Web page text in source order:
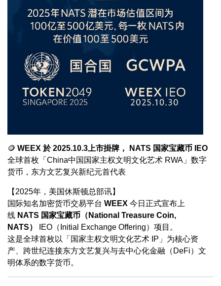
🪙 WEEX 於 2025.10.3上市掛牌， NATS 国家宝藏币 IEO
全球首枚「 China中国国家主权文明文化艺术 RWA」数字
货币，东方文艺复兴新纪元首代表
【2025年，美国休斯顿总部讯】
国际知名加密货币交易平台 WEEX 今日正式宣布上
线 NATS 国家宝藏币（National Treasure Coin,
NATS）
IEO（Initial Exchange Offering）项目。
这是全球首枚以「国家主权文明文化艺术 IP」为核心资
产、跨世纪连接东方文艺复兴与去中心化金融（DeFi）文
明体系的数字货币。